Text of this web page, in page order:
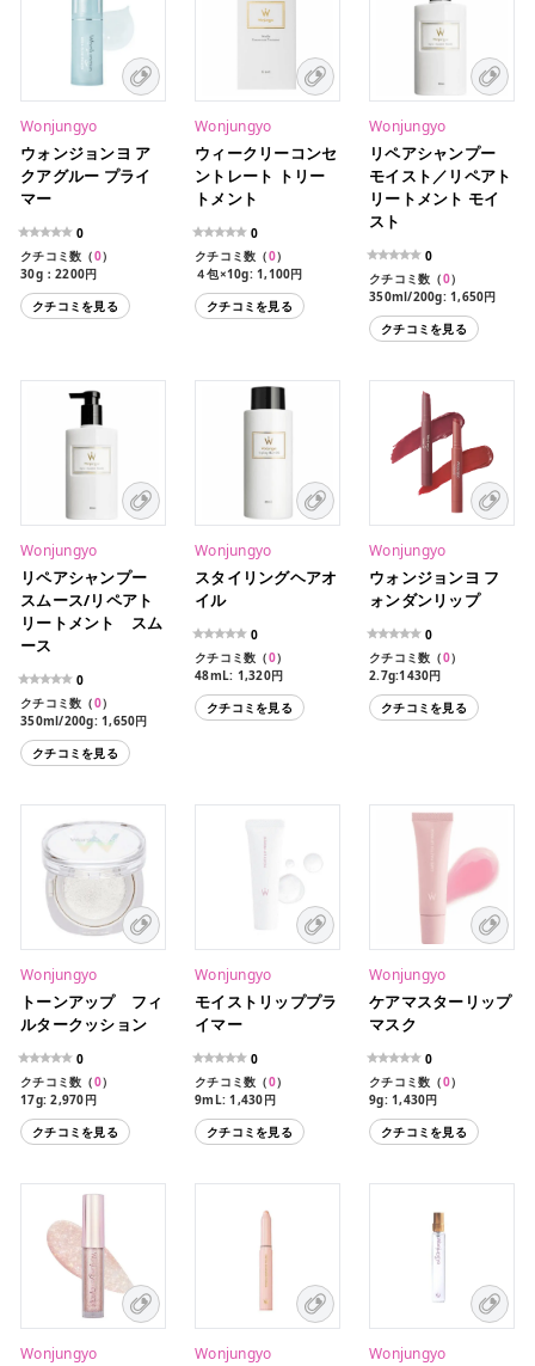
Wonjungyo
ウォンジョンヨ ア
クアグルー プライ
マー
0
クチコミ数（0）
30g：2200円
全1種
クチコミを見る
Wonjungyo
ウィークリーコンセ
ントレート トリー
トメント
0
クチコミ数（0）
４包×10g: 1,100円
10g: 297円
クチコミを見る
Wonjungyo
リペアシャンプー
モイスト／リペアト
リートメント モイ
スト
0
クチコミ数（0）
350ml/200g: 1,650円
10ml/10g: 132円
クチコミを見る
Wonjungyo
リペアシャンプー
スムース/リペアト
リートメント スム
ース
0
クチコミ数（0）
350ml/200g: 1,650円
10ml/10g: 132円
クチコミを見る
Wonjungyo
スタイリングヘアオ
イル
0
クチコミ数（0）
48mL: 1,320円
クチコミを見る
Wonjungyo
ウォンジョンヨ フ
ォンダンリップ
0
クチコミ数（0）
2.7g:1430円
全2色
01 メルティンググレープ
クチコミを見る
Wonjungyo
トーンアップ フィ
ルタークッション
0
クチコミ数（0）
17g: 2,970円
クチコミを見る
Wonjungyo
モイストリッププラ
イマー
0
クチコミ数（0）
9mL: 1,430円
クチコミを見る
Wonjungyo
ケアマスターリップ
マスク
0
クチコミ数（0）
9g: 1,430円
クチコミを見る
Wonjungyo
Wonjungyo
Wonjungyo